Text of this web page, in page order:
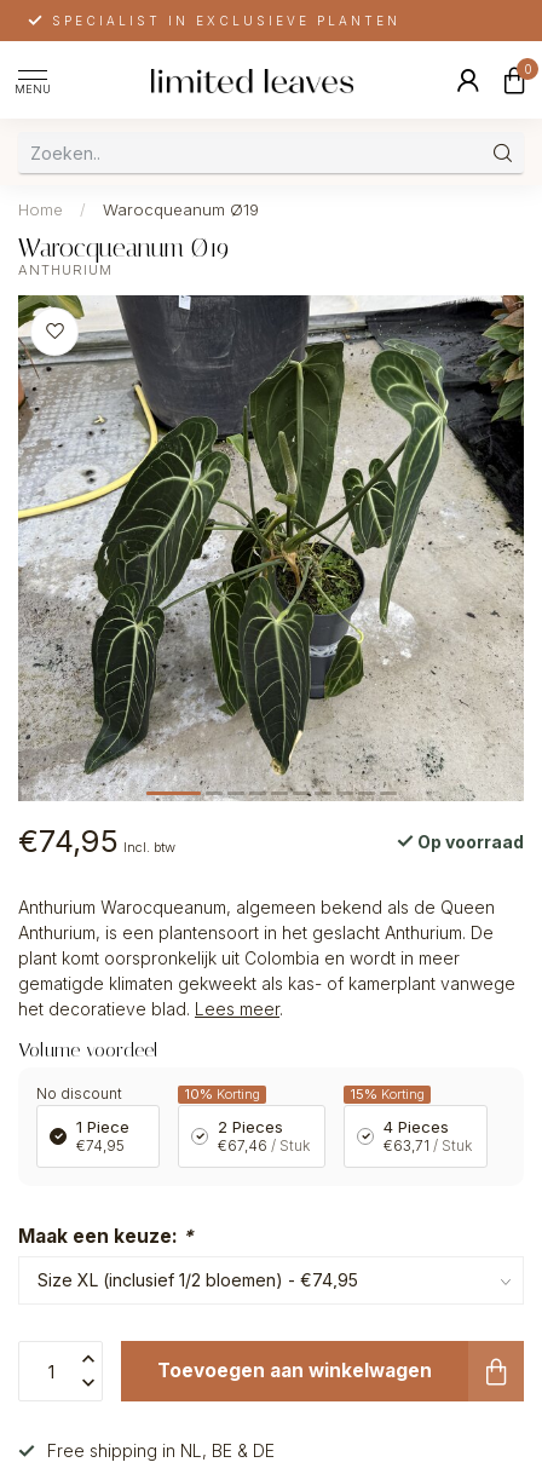
SPECIALIST IN EXCLUSIEVE PLANTEN
MENU
0
Home / Warocqueanum Ø19
Warocqueanum Ø19
ANTHURIUM
€74,95 Incl. btw Op voorraad
Anthurium Warocqueanum, algemeen bekend als de Queen
Anthurium, is een plantensoort in het geslacht Anthurium. De
plant komt oorspronkelijk uit Colombia en wordt in meer
gematigde klimaten gekweekt als kas- of kamerplant vanwege
het decoratieve blad. Lees meer.
Volume voordeel
No discount
1 Piece
€74,95
10% Korting
2 Pieces
€67,46 / Stuk
15% Korting
4 Pieces
€63,71 / Stuk
Maak een keuze: *
Toevoegen aan winkelwagen
Free shipping in NL, BE & DE